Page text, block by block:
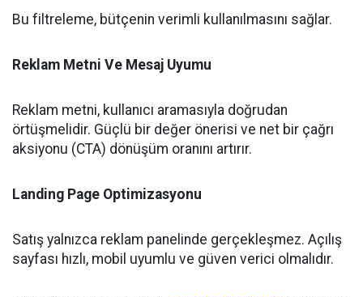
Bu filtreleme, bütçenin verimli kullanılmasını sağlar.
Reklam Metni Ve Mesaj Uyumu
Reklam metni, kullanıcı aramasıyla doğrudan
örtüşmelidir. Güçlü bir değer önerisi ve net bir çağrı
aksiyonu (CTA) dönüşüm oranını artırır.
Landing Page Optimizasyonu
Satış yalnızca reklam panelinde gerçekleşmez. Açılış
sayfası hızlı, mobil uyumlu ve güven verici olmalıdır.